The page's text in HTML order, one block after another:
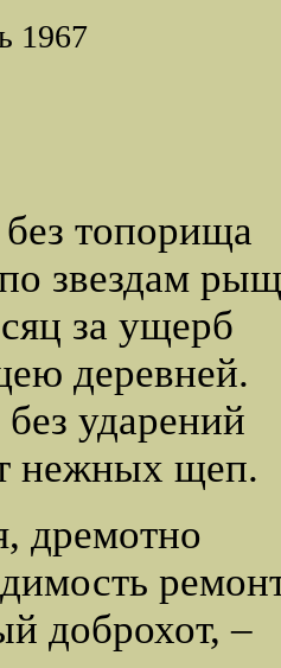
1967
топорища
звездам
за ущерб
деревней.
ударений
нежных щеп.
дремотно
доброхот, –